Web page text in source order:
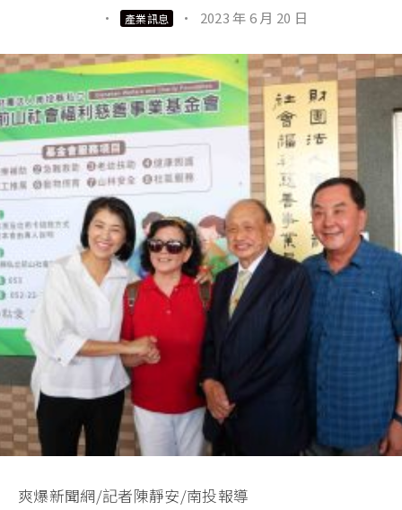
· 產業訊息 · 2023 年 6 月 20 日
爽爆新聞網/記者陳靜安/南投報導